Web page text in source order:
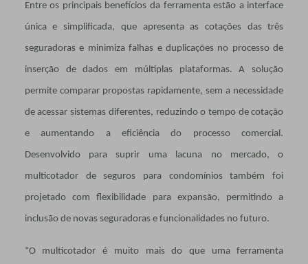
Entre os principais benefícios da ferramenta estão a interface
única e simplificada, que apresenta as cotações das três
seguradoras e minimiza falhas e duplicações no processo de
inserção de dados em múltiplas plataformas. A solução
permite comparar propostas rapidamente, sem a necessidade
de acessar sistemas diferentes, reduzindo o tempo de cotação
e aumentando a eficiência do processo comercial.
Desenvolvido para suprir uma lacuna no mercado, o
multicotador de seguros para condomínios também foi
projetado com flexibilidade para expansão, permitindo a
inclusão de novas seguradoras e funcionalidades no futuro.
“O multicotador é muito mais do que uma ferramenta